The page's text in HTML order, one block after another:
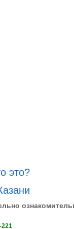
это?
221